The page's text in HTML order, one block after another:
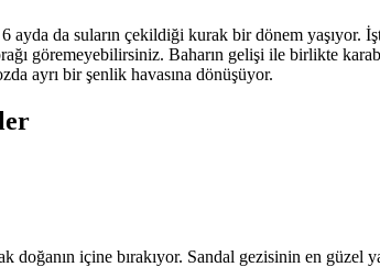
da suların çekildiği kurak bir dönem yaşıyor.
göremeyebilirsiniz. Baharın gelişi ile birlikte
ayrı bir şenlik havasına dönüşüyor.
doğanın içine bırakıyor. Sandal gezisinin en